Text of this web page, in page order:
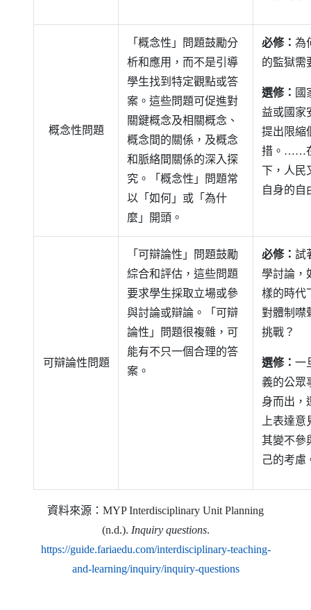
概念性問題
「概念性」問題鼓勵分
析和應用，而不是引導
學生找到特定觀點或答
案。這些問題可促進對
關鍵概念及相關概念、
概念間的關係，及概念
和脈絡間關係的深入探
究。「概念性」問題常
以「如何」或「為什
麼」開頭。
必修： 為
的監獄需
選修： 國
益或國家
提出限縮
措。……
下，人民
自身的自
可辯論性問題
「可辯論性」問題鼓勵
綜合和評估，這些問題
要求學生採取立場或參
與討論或辯論。「可辯
論性」問題很複雜，可
能有不只一個合理的答
案。
必修： 試
學討論，
樣的時代
對體制噤
挑戰？
選修： 一
義的公眾
身而出，
上表達
其變不參
己的考慮
資料來源： MYP Interdisciplinary Unit Planning
(n.d.). Inquiry questions.
https://guide.fariaedu.com/interdisciplinary-teaching-
and-learning/inquiry/inquiry-questions（另開新視窗